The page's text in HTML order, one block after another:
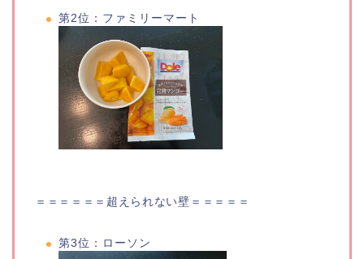
第2位：ファミリーマート
＝＝＝＝＝＝超えられない壁＝＝＝＝＝
第3位：ローソン